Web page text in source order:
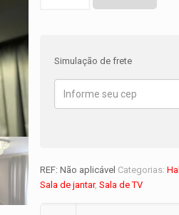
Simulação de frete
REF:Não aplicável Categorias:Hall
Sala de jantar,Sala de TV